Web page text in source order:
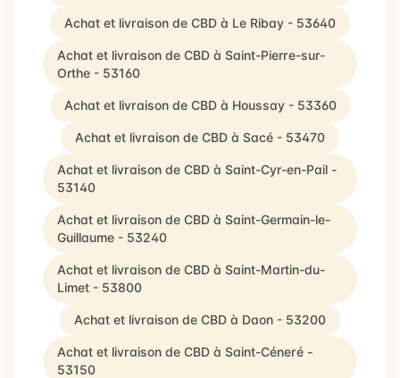
Achat et livraison de CBD à Le Ribay - 53640
Achat et livraison de CBD à Saint-Pierre-sur-
Orthe - 53160
Achat et livraison de CBD à Houssay - 53360
Achat et livraison de CBD à Sacé - 53470
Achat et livraison de CBD à Saint-Cyr-en-Pail -
53140
Achat et livraison de CBD à Saint-Germain-le-
Guillaume - 53240
Achat et livraison de CBD à Saint-Martin-du-
Limet - 53800
Achat et livraison de CBD à Daon - 53200
Achat et livraison de CBD à Saint-Céneré -
53150